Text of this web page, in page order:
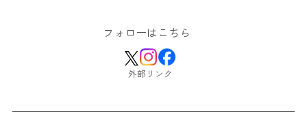
フォローはこちら
外部リンク